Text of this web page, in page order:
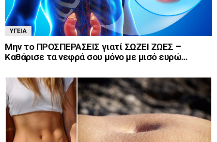
ΥΓΕΊΑ
Μην το ΠΡΟΣΠΕΡΑΣΕΙΣ γιατί ΣΩΖΕΙ ΖΩΕΣ –
Καθάρισε τα νεφρά σου μόνο με μισό ευρώ…